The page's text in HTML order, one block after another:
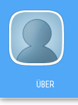
ÜBER